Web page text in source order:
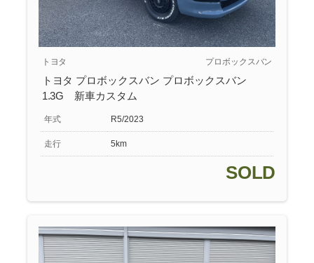
トヨタ プロボックスバン
トヨタ プロボックスバン プロボックスバン
1.3G 新車カスタム
年式 R5/2023
走行 5km
SOLD